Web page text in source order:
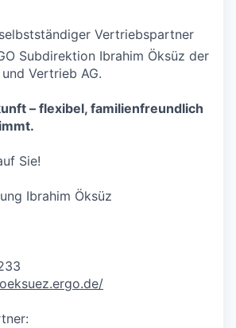
Vertriebspartner
Subdirektion Ibrahim Öksüz der
Vertrieb AG.
– flexibel, familienfreundlich
Sie!
Ibrahim Öksüz